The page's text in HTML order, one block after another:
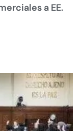
a EE.